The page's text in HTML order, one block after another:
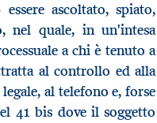
ascoltato, spiato,
nel quale, in un'intesa
a chi è tenuto a
al controllo ed alla
al telefono e, forse
41 bis dove il soggetto